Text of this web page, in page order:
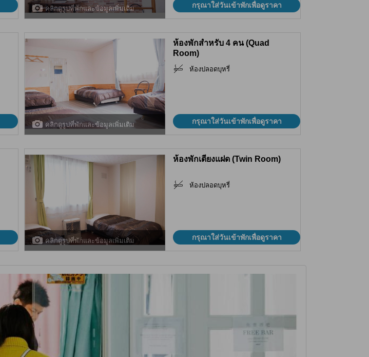
คลิกดูรูปที่พักและข้อมูลเพิ่มเติม กรุณาใส่วันเข้าพักเพื่อดูราคา
คลิกดูรูปที่พักและข้อมูลเพิ่มเติม
ห้องพักสำหรับ 4 คน (Quad
Room)
ห้องปลอดบุหรี่
กรุณาใส่วันเข้าพักเพื่อดูราคา
คลิกดูรูปที่พักและข้อมูลเพิ่มเติม
ห้องพักเตียงแฝด (Twin Room)
ห้องปลอดบุหรี่
กรุณาใส่วันเข้าพักเพื่อดูราคา